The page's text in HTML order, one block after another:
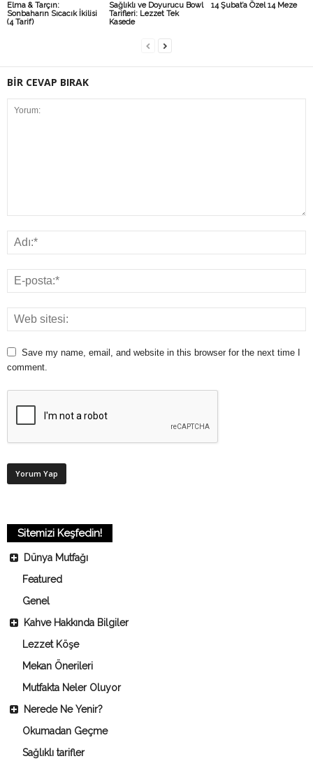
Elma & Tarçın:
Sonbaharın Sıcacık İkilisi
(4 Tarif)
Sağlıklı ve Doyurucu Bowl
Tarifleri: Lezzet Tek
Kasede
14 Şubat’a Özel 14 Meze
BİR CEVAP BIRAK
Save my name, email, and website in this browser for the next time I
comment.
Sitemizi Keşfedin!
Dünya Mutfağı
Featured
Genel
Kahve Hakkında Bilgiler
Lezzet Köşe
Mekan Önerileri
Mutfakta Neler Oluyor
Nerede Ne Yenir?
Okumadan Geçme
Sağlıklı tarifler